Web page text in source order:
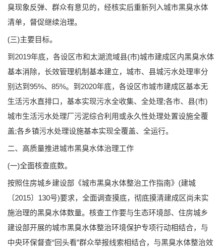
臭现象反弹、群众有意见的，经核实后重新列入城市黑臭水体
清单，督促继续治理。
(三)主要目标。
到2019年底，各设区市和太湖流域县(市)城市建成区内黑臭水体
基本消除，长效管理机制基本建立，城市、县城污水处理率分
别达到95%、85%。到2020年底，各设区市城市建成区基本无
生活污水直排口，基本实现污水全收集、全处理;各市、县(市)
城市生活污水处理厂污泥综合利用或永久性处理处置设施全覆
盖;各乡镇污水处理设施基本实现全覆盖、全运行。
二、高质量推进城市黑臭水体治理工作
(一)全面核查底数。
按照住房城乡建设部《城市黑臭水体整治工作指南》(建城
〔2015〕130号)要求，全面调查摸底，彻底摸清建成区尚未实
施治理的黑臭水体数量。核查工作要与生态环境部、住房城乡
建设部开展的城市黑臭水体整治环境保护专项行动相结合，与
中央环保督查“回头看”群众举报线索相结合，与黑臭水体整治效